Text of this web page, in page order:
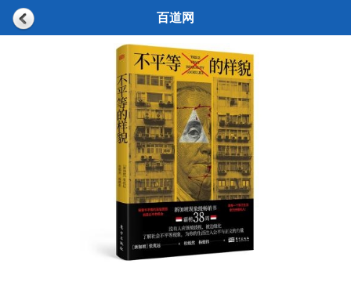
百道网